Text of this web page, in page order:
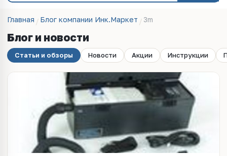
Главная Блог компании Инк.Маркет 3m
Блог и новости
Статьи и обзоры Новости Акции Инструкции